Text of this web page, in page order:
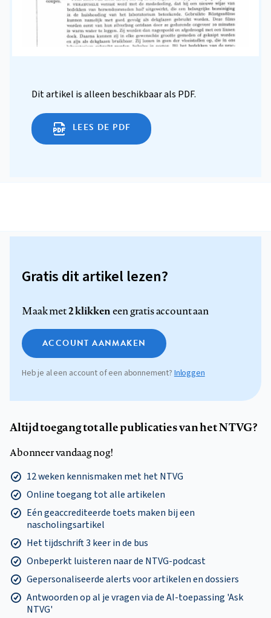
Dit artikel is alleen beschikbaar als PDF.
LEES DE PDF
Gratis dit artikel lezen?
Maak met2 klikkeneen gratis account aan
ACCOUNT AANMAKEN
Heb je al een account of een abonnement? Inloggen
Altijd toegang tot alle publicaties van het NTVG?
Abonneer vandaag nog!
12 weken kennismaken met het NTVG
Online toegang tot alle artikelen
Eén geaccrediteerde toets maken bij een
nascholingsartikel
Het tijdschrift 3 keer in de bus
Onbeperkt luisteren naar de NTVG-podcast
Gepersonaliseerde alerts voor artikelen en dossiers
Antwoorden op al je vragen via de AI-toepassing 'Ask
NTVG'